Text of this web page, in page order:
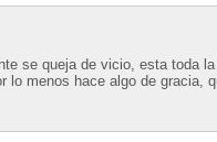
se queja de vicio, esta toda
lo menos hace algo de gracia,